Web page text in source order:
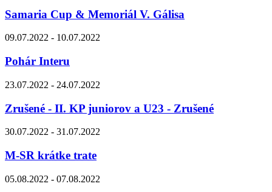
Samaria Cup & Memoriál V. Gálisa
09.07.2022 - 10.07.2022
Pohár Interu
23.07.2022 - 24.07.2022
Zrušené - II. KP juniorov a U23 - Zrušené
30.07.2022 - 31.07.2022
M-SR krátke trate
05.08.2022 - 07.08.2022